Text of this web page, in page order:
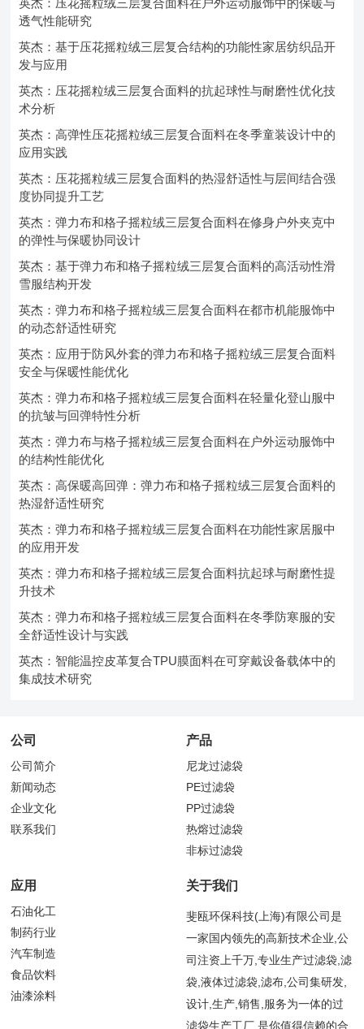
英杰：压花摇粒绒三层复合面料在户外运动服饰中的保暖与
透气性能研究
英杰：基于压花摇粒绒三层复合结构的功能性家居纺织品开
发与应用
英杰：压花摇粒绒三层复合面料的抗起球性与耐磨性优化技
术分析
英杰：高弹性压花摇粒绒三层复合面料在冬季童装设计中的
应用实践
英杰：压花摇粒绒三层复合面料的热湿舒适性与层间结合强
度协同提升工艺
英杰：弹力布和格子摇粒绒三层复合面料在修身户外夹克中
的弹性与保暖协同设计
英杰：基于弹力布和格子摇粒绒三层复合面料的高活动性滑
雪服结构开发
英杰：弹力布和格子摇粒绒三层复合面料在都市机能服饰中
的动态舒适性研究
英杰：应用于防风外套的弹力布和格子摇粒绒三层复合面料
安全与保暖性能优化
英杰：弹力布和格子摇粒绒三层复合面料在轻量化登山服中
的抗皱与回弹特性分析
英杰：弹力布与格子摇粒绒三层复合面料在户外运动服饰中
的结构性能优化
英杰：高保暖高回弹：弹力布和格子摇粒绒三层复合面料的
热湿舒适性研究
英杰：弹力布和格子摇粒绒三层复合面料在功能性家居服中
的应用开发
英杰：弹力布和格子摇粒绒三层复合面料抗起球与耐磨性提
升技术
英杰：弹力布和格子摇粒绒三层复合面料在冬季防寒服的安
全舒适性设计与实践
英杰：智能温控皮革复合TPU膜面料在可穿戴设备载体中的
集成技术研究
公司
公司简介
新闻动态
企业文化
联系我们
产品
尼龙过滤袋
PE过滤袋
PP过滤袋
热熔过滤袋
非标过滤袋
应用
石油化工
制药行业
汽车制造
食品饮料
油漆涂料
关于我们
斐瓯环保科技(上海)有限公司是
一家国内领先的高新技术企业,公
司注资上千万,专业生产过滤袋,滤
袋,液体过滤袋,滤布,公司集研发,
设计,生产,销售,服务为一体的过
滤袋生产工厂,是你值得信赖的合